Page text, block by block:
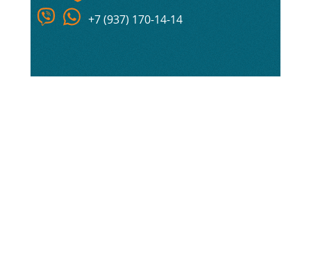
+7 (937) 170-14-14